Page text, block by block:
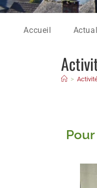
Accueil
>